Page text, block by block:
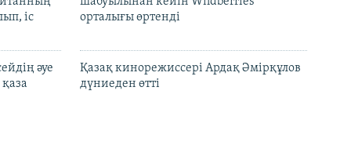
іс
орталығы өртенді
әуе
Қазақ кинорежиссері Ардақ Әмірқұлов
дүниеден өтті